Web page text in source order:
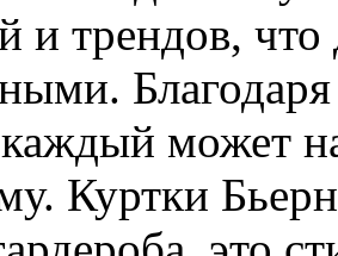
и трендов,
может
Куртки